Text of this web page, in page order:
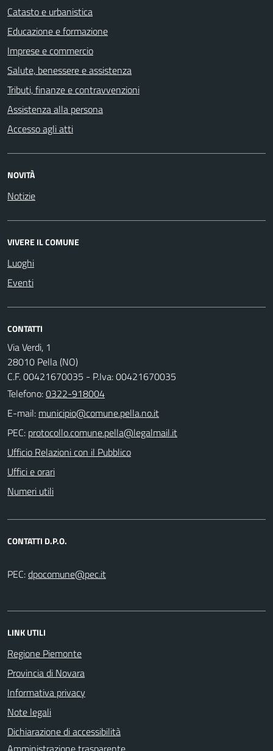
Catasto e urbanistica
Educazione e formazione
Imprese e commercio
Salute, benessere e assistenza
Tributi, finanze e contravvenzioni
Assistenza alla persona
Accesso agli atti
NOVITÀ
Notizie
VIVERE IL COMUNE
Luoghi
Eventi
CONTATTI
Via Verdi, 1
28010 Pella (NO)
C.F. 00421670035 - P.Iva: 00421670035
Telefono:0322-918004
E-mail:
PEC:
Ufficio Relazioni con il Pubblico
Uffici e orari
Numeri utili
CONTATTI D.P.O.
PEC:
LINK UTILI
Regione Piemonte
Provincia di Novara
Informativa privacy
Note legali
Dichiarazione di accessibilità